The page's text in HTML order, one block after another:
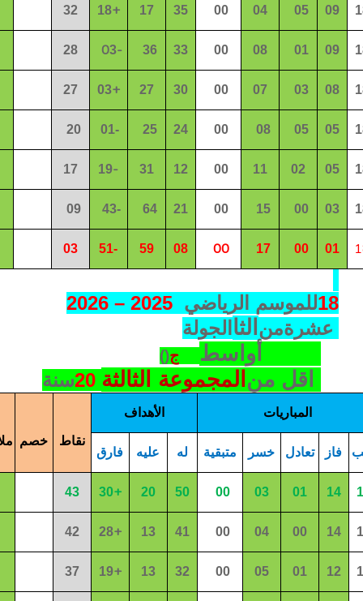
32 18+ 17 35 00 04 05 09
28 03- 36 33 00 08 01 09
27 03+ 27 30 00 07 03 08
20 01- 25 24 00 08 05 05
17 19- 31 12 00 11 02 05
09 43- 64 21 00 15 00 03
03 51- 59 08 00 17 00 01
2026 – 2025 للموسم الرياضي18
الجولة الثا منة عشر
((ج أواسط
سنة20 المجموعة الثالثة اقل من
خصم نقاط
الأهداف المباريات
فارق عليه له متبقية خسر تعادل فاز
43 30+ 20 50 00 03 01 14
42 28+ 13 41 00 04 00 14
37 19+ 13 32 00 05 01 12